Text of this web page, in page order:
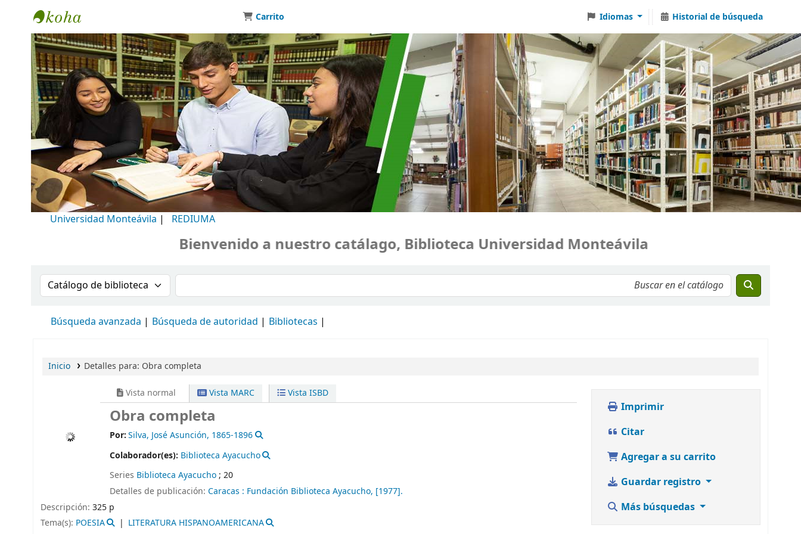
Biblioteca Universidad Monteávila
Carrito Idiomas Historial de búsqueda
Universidad Monteávila | REDIUMA
Bienvenido a nuestro catálago, Biblioteca Universidad Monteávila
Buscar en el catálogo por:Buscar en el catálogo
Búsqueda avanzada Búsqueda de autoridad Bibliotecas
Inicio Detalles para: Obra completa
Vista normal Vista MARC Vista ISBD
Obra completa
Por:Silva, José Asunción, 1865-1896
Colaborador(es): Biblioteca Ayacucho
Series Biblioteca Ayacucho; 20
Detalles de publicación: Caracas : Fundación Biblioteca Ayacucho, [1977].
Descripción: 325 p
Tema(s): POESIA LITERATURA HISPANOAMERICANA
Imprimir
Citar
Agregar a su carrito
Guardar registro
Más búsquedas